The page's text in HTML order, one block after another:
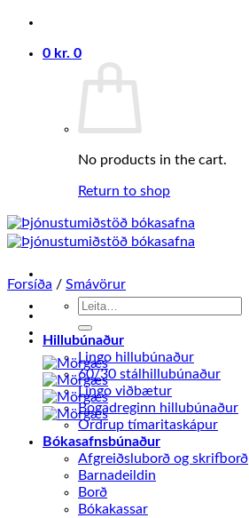
Skip
content
0 kr. 0
No products in the cart.
Return to shop
Search
Hillubúnaður
Lingo hillubúnaður
60/30 stálhillubúnaður
Lingo viðbætur
Bogadreginn hillubúnaður
Ordrup tímaritaskápur
Bókasafnsbúnaður
Afgreiðsluborð og skrifborð
Barnadeildin
Borð
Bókakassar
Forsíða / Smávörur